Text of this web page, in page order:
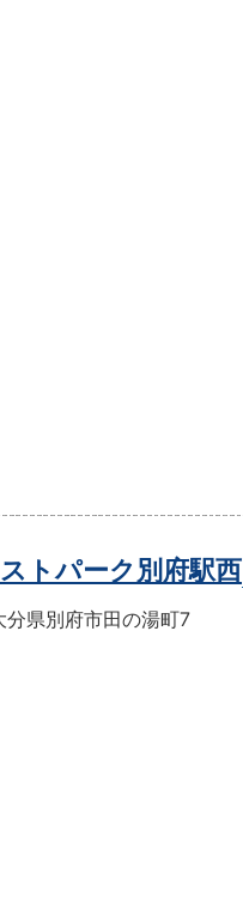
ストパーク別府駅西
分県別府市田の湯町7